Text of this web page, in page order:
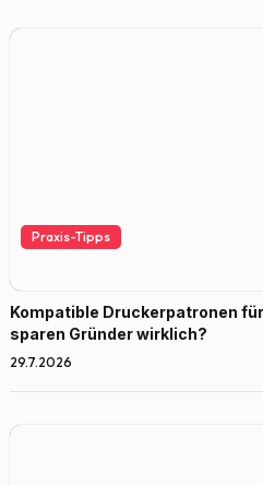
Praxis-Tipps
Kompatible Druckerpatronen
sparen Gründer wirklich?
29.7.2026